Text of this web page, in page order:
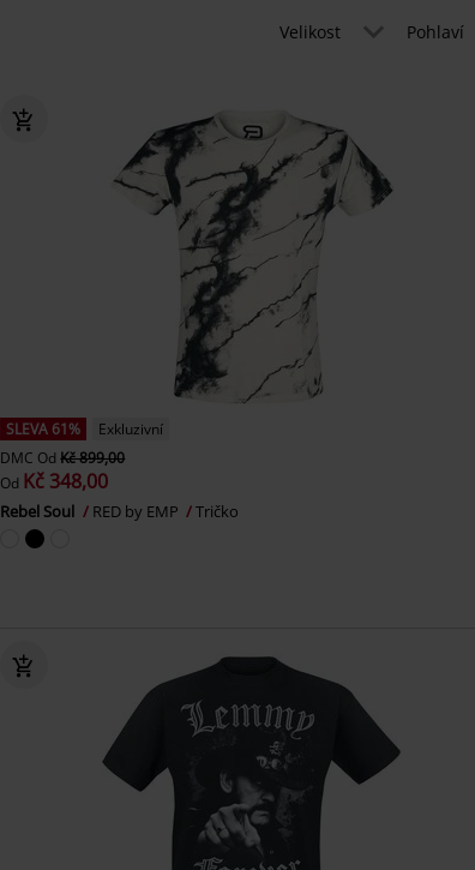
Velikost Pohlaví
SLEVA 61%
Exkluzivní
DMC OdKč 899,00
Od Kč 348,00
Rebel Soul RED by EMP Tričko